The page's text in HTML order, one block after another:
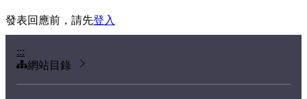
發表回應前，請先登入
:::
網站目錄